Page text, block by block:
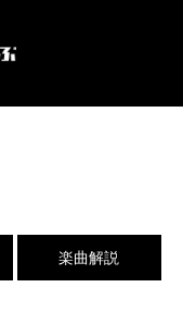
楽曲解説